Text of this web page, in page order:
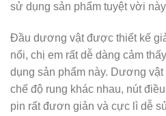
sử dụng sản phẩm tuyệt vời
Đầu dương vật được thiết kế
nổi, chị em rất dễ dàng cảm
dụng sản phẩm này. Dương
chế độ rung khác nhau, nút
pin rất đươn giản và cực lì dễ